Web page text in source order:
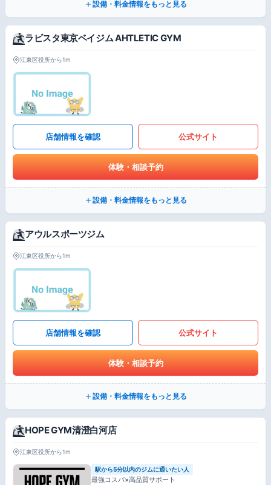
設備・料金情報をもっと見る
ラビスタ東京ベイジム AHTLETIC GYM
江東区役所から1m
店舗情報を確認 公式サイト
体験・相談予約
設備・料金情報をもっと見る
アウルスポーツジム
江東区役所から1m
店舗情報を確認 公式サイト
体験・相談予約
設備・料金情報をもっと見る
HOPE GYM清澄白河店
江東区役所から1m
駅から5分以内のジムに通いたい人
最強コスパ×高品質サポート